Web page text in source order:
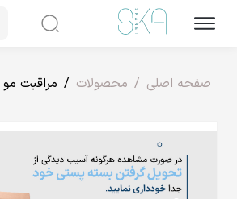
صفحه اصلی محصولات مراقبت مو